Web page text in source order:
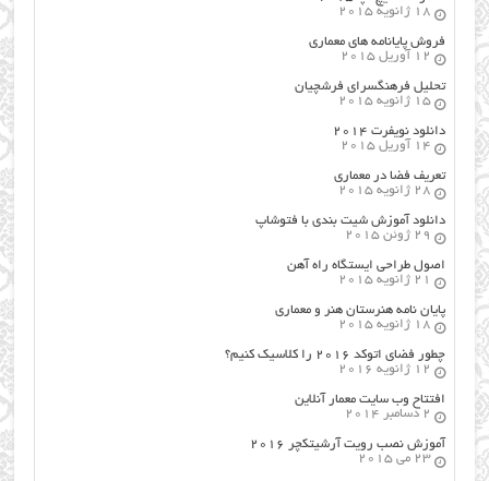
18 ژانویه 2015
فروش پایانامه های معماری
12 آوریل 2015
تحلیل فرهنگسرای فرشچیان
15 ژانویه 2015
دانلود نویفرت ۲۰۱۴
14 آوریل 2015
تعریف فضا در معماری
28 ژانویه 2015
دانلود آموزش شیت بندی با فتوشاپ
29 ژوئن 2015
اصول طراحي ایستگاه راه آهن
21 ژانویه 2015
پایان نامه هنرستان هنر و معماري
18 ژانویه 2015
چطور فضای اتوکد ۲۰۱۶ را کلاسیک کنیم؟
12 ژانویه 2016
افتتاح وب سایت معمار آنلاین
2 دسامبر 2014
آموزش نصب رویت آرشیتکچر ۲۰۱۶
23 می 2015